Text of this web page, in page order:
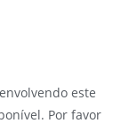
este
Por favor